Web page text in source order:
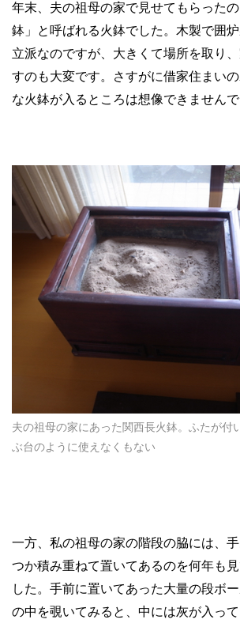
年末、夫の祖母の家で見せてもらった
鉢」と呼ばれる火鉢でした。木製で囲
立派なのですが、大きくて場所を取り
すのも大変です。さすがに借家住まい
な火鉢が入るところは想像できませんで
夫の祖母の家にあった関西長火鉢。ふたが付
ぶ台のように使えなくもない
一方、私の祖母の家の階段の脇には、
つか積み重ねて置いてあるのを何年も
した。手前に置いてあった大量の段ボ
の中を覗いてみると、中には灰が入っ